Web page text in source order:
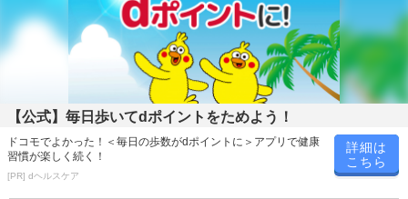
本商品は沖縄・離島へのお届けはできませんので、ご了承くださ
ロングパイルで織り上げているので毛羽落ちが少なく、手触りが良
くて吸水生が高いフェイスタオルです。
【公式】毎日歩いてdポイントをためよう！
ドコモでよかった！＜毎日の歩数がdポイントに＞アプリで健康
習慣が楽しく続く！
[PR] dヘルスケア
詳細は
こちら